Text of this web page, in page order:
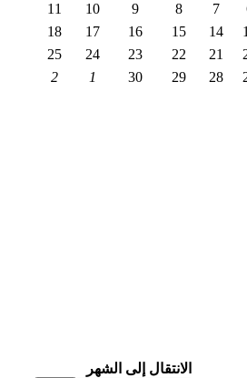
7
8
9
10
11
14
15
16
17
18
21
22
23
24
25
28
29
30
1
2
الانتقال إلى الشهر